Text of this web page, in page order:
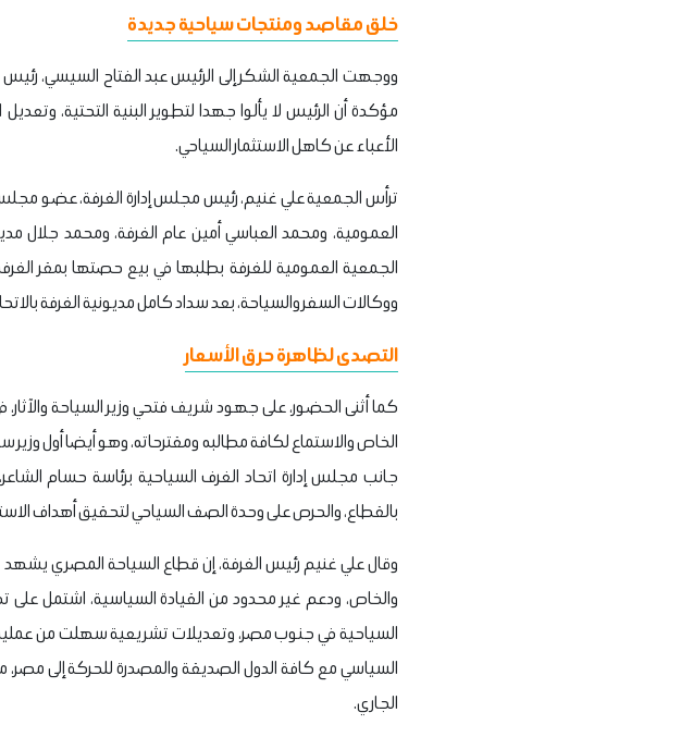
خلق مقاصد ومنتجات سياحية جديدة
ووجهت الجمعية الشكر إلى الرئيس عبد الفتاح السيسي، رئيس
مؤكدة أن الرئيس لا يألوا جهدا لتطوير البنية التحتية،
الأعباء عن كاهل الاستثمار السياحي.
ترأس الجمعية علي غنيم، رئيس مجلس إدارة الغرفة، عضو
العمومية، ومحمد العباسي أمين عام الغرفة، ومحمد جلال مدير
الجمعية العمومية للغرفة بطلبها في بيع حصتها بمقر
ووكالات السفر والسياحة، بعد سداد كامل مديونية الغرفة
التصدى لظاهرة حرق الأسعار
كما أثنى الحضور، على جهود شريف فتحي وزير السياحة
الخاص والاستماع لكافة مطالبه ومقترحاته، وهو أيضا أول
جانب مجلس إدارة اتحاد الغرف السياحية برئاسة حسام
بالقطاع، والحرص على وحدة الصف السياحي لتحقيق أهداف
وقال علي غنيم رئيس الغرفة، إن قطاع السياحة المصري
والخاص، ودعم غير محدود من القيادة السياسية، اشتمل على
السياحية في جنوب مصر، وتعديلات تشريعية سهلت من
الجاري.